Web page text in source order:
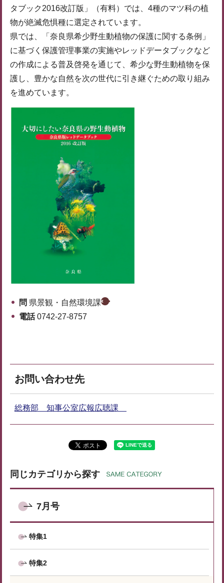
タブック2016改訂版」（有料）では、4種のマツ科の植
物が絶滅危惧種に選定されています。
県では、「奈良県希少野生動植物の保護に関する条例」
に基づく保護管理事業の実施やレッドデータブックなど
の作成による普及啓発を通じて、希少な野生動植物を保
護し、豊かな自然を次の世代に引き継ぐための取り組み
を進めています。
問 県景観・自然環境課
電話0742-27-8757
お問い合わせ先
総務部 知事公室広報広聴課
同じカテゴリから探す
7月号
特集1
特集2